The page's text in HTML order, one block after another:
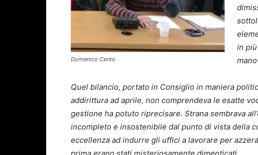
Domenico Cento
in
Quel bilancio, portato in Consiglio in maniera
addirittura ad aprile, non comprendeva le esatte
gestione ha potuto riprecisare. Strana sembrava
incompleto e insostenibile dal punto di vista della
eccellenza ad indurre gli uffici a lavorare per